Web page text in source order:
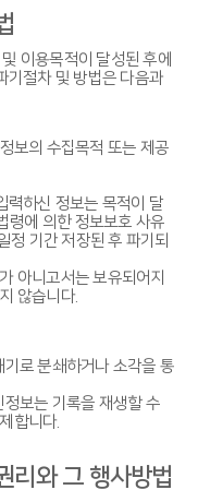
이용목적이 달성된 후에
기절차 및 방법은 다음과
보의 수집목적 또는 제공
력하신 정보는 목적이 달
령에 의한 정보보호 사유
정 기간 저장된 후 파기되
아니고서는 보유되어지
않습니다.
로 분쇄하거나 소각을 통
보는 기록을 재생할 수
합니다.
리와 그 행사방법